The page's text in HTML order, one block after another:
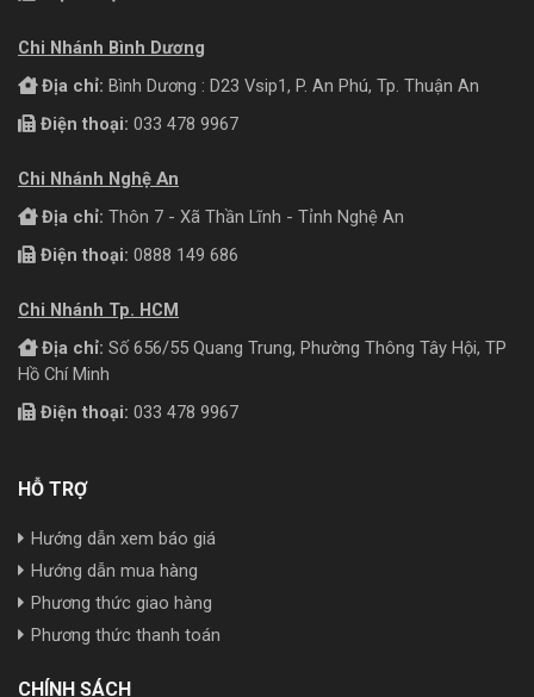
Chi Nhánh Bình Dương
Địa chỉ: Bình Dương : D23 Vsip1, P. An Phú, Tp. Thuận An
Điện thoại: 033 478 9967
Chi Nhánh Nghệ An
Địa chỉ: Thôn 7 - Xã Thần Lĩnh - Tỉnh Nghệ An
Điện thoại: 0888 149 686
Chi Nhánh Tp. HCM
Địa chỉ: Số 656/55 Quang Trung, Phường Thông Tây Hội, TP
Hồ Chí Minh
Điện thoại: 033 478 9967
HỖ TRỢ
Hướng dẫn xem báo giá
Hướng dẫn mua hàng
Phương thức giao hàng
Phương thức thanh toán
CHÍNH SÁCH